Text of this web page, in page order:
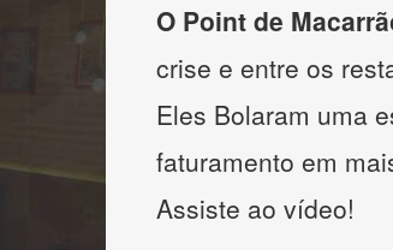
O Point de
crise e entre os
Eles Bolaram uma
faturamento em
Assiste ao vídeo!